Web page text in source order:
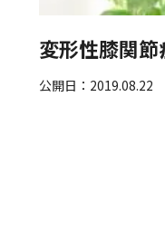
変形性膝関
公開日：2019.08.22